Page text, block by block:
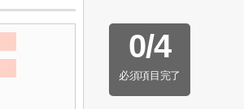
0/4
必須項目完了